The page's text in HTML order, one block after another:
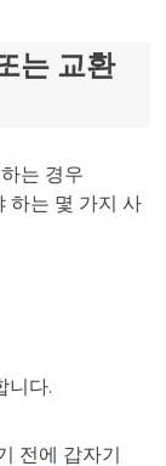
는 교환
는 경우
하는 몇 가지 사
니다.
전에 갑자기